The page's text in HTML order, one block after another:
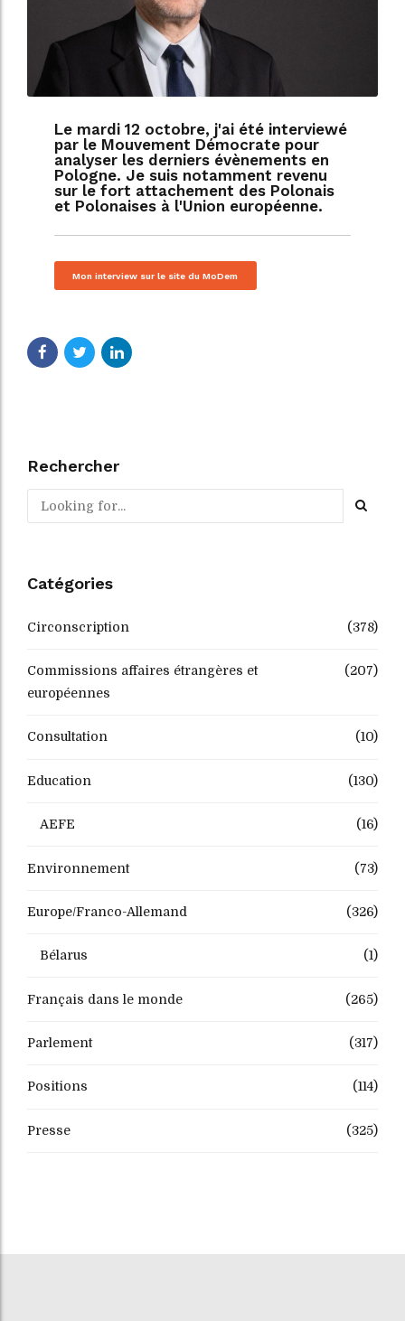
Le mardi 12 octobre, j'ai été interviewé
par le Mouvement Démocrate pour
analyser les derniers évènements en
Pologne. Je suis notamment revenu
sur le fort attachement des Polonais
et Polonaises à l'Union européenne.
Mon interview sur le site du MoDem
Rechercher
Catégories
Circonscription (378)
Commissions affaires étrangères et
européennes
(207)
Consultation (10)
Education (130)
AEFE (16)
Environnement (73)
Europe/Franco-Allemand (326)
Bélarus (1)
Français dans le monde (265)
Parlement (317)
Positions (114)
Presse (325)